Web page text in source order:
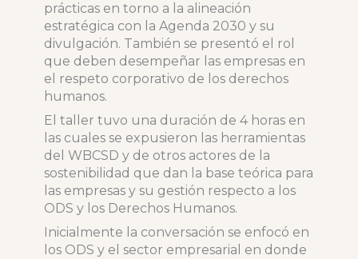
prácticas en torno a la alineación
estratégica con la Agenda 2030 y su
divulgación. También se presentó el rol
que deben desempeñar las empresas en
el respeto corporativo de los derechos
humanos.
El taller tuvo una duración de 4 horas en
las cuales se expusieron las herramientas
del WBCSD y de otros actores de la
sostenibilidad que dan la base teórica para
las empresas y su gestión respecto a los
ODS y los Derechos Humanos.
Inicialmente la conversación se enfocó en
los ODS y el sector empresarial en donde